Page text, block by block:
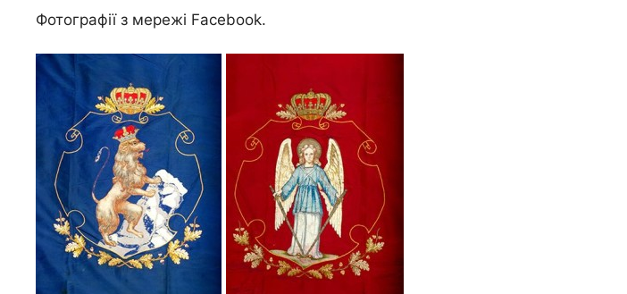
Фотографії з мережі Facebook.